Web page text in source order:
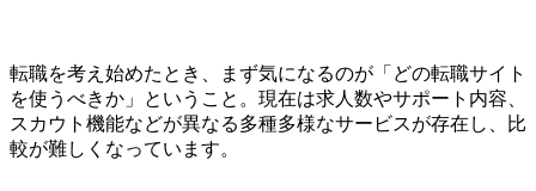
転職を考え始めたとき、まず気になるのが「どの転職サイト
を使うべきか」ということ。現在は求人数やサポート内容、
スカウト機能などが異なる多種多様なサービスが存在し、比
較が難しくなっています。